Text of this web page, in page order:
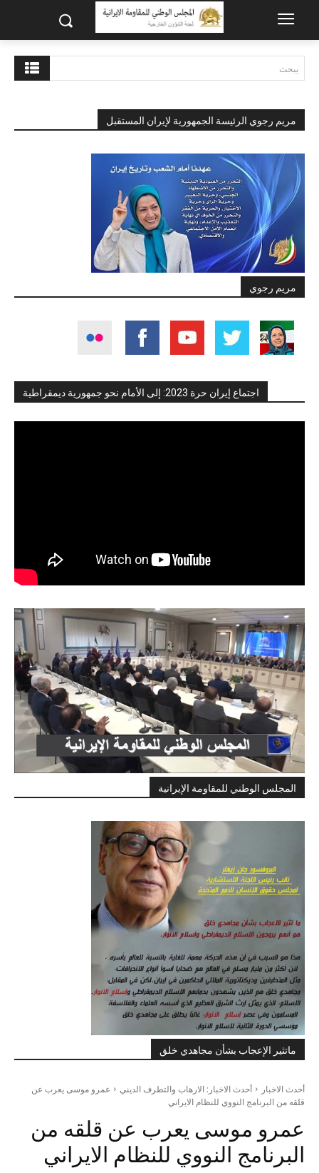
يبحث
مريم رجوي الرئيسة الجمهورية لإيران المستقبل
مريم رجوي
اجتماع إيران حرة 2023: إلى الأمام نحو جمهورية ديمقراطية
المجلس الوطني للمقاومة الإيرانية
ماتثير الإعجاب بشأن مجاهدي خلق
أحدث الاخبار أحدث الاخبار: الارهاب والتطرف الديني
عمرو موسى يعرب عن
قلقه من البرنامج النووي للنظام الايراني
عمرو موسى يعرب عن قلقه من
البرنامج النووي للنظام الايراني